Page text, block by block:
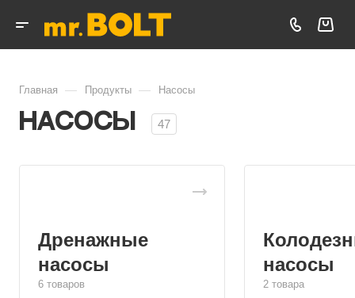
Главная — Продукты — Насосы
Насосы 47
Дренажные
насосы
6 товаров
насосы
2 товара